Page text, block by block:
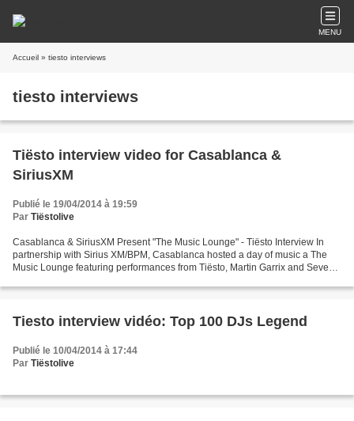
MENU
Accueil » tiesto interviews
tiesto interviews
Tiësto interview video for Casablanca &
SiriusXM
Publié le 19/04/2014 à 19:59
Par Tiëstolive
Casablanca & SiriusXM Present "The Music Lounge" - Tiësto Interview In
partnership with Sirius XM/BPM, Casablanca hosted a day of music a The
Music Lounge featuring performances from Tiësto, Martin Garrix and Seven
Tiesto interview vidéo: Top 100 DJs Legend
Publié le 10/04/2014 à 17:44
Par Tiëstolive